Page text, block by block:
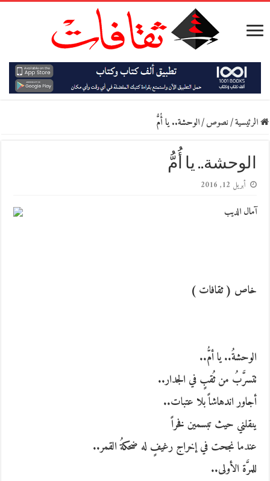
الرئيسية/نصوص/الوحشة.. يا أُمُّ
الوحشة.. يا أُمُّ
أبريل 12, 2016
آمال الديب
خاص ( ثقافات )
الوحشةُ.. يا أمُّ..
تتسرَّبُ من ثُقبٍ في الجدار..
أجاور اندهاشاً بلا عتبات..
ينقلني حيث تبسمين فخراً
عندما نجحت في إخراج رغيفٍ له ضحكةُ القمر..
للمرَّة الأولى..